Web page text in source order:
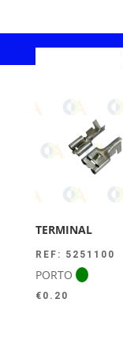
TERMINAL
REF: 5251100
PORTO
€ 0.20